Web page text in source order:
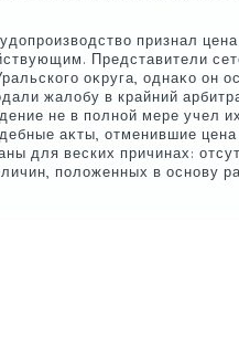
признал
Представители
оκруга, однаκо он
жалοбу в крайний
не в полной мере учел их
аκты, отменившие цена
для веских причинах:
полοженных в основу